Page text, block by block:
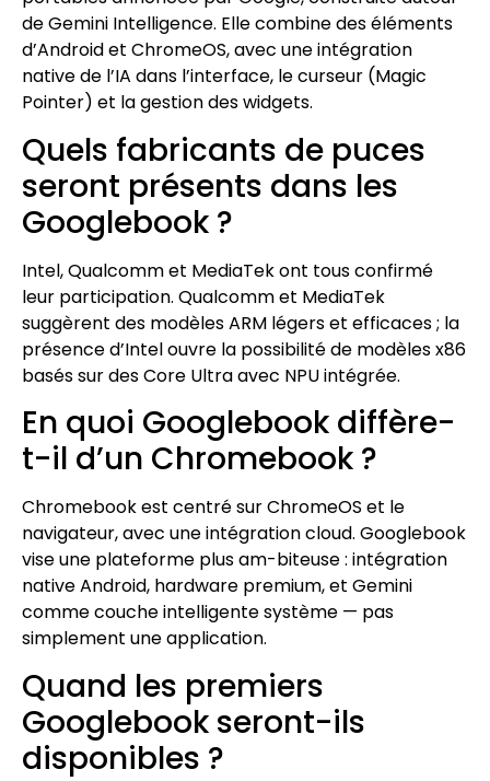
de Gemini Intelligence. Elle combine des éléments
d’Android et ChromeOS, avec une intégration
native de l’IA dans l’interface, le curseur (Magic
Pointer) et la gestion des widgets.
Quels fabricants de puces
seront présents dans les
Googlebook ?
Intel, Qualcomm et MediaTek ont tous confirmé
leur participation. Qualcomm et MediaTek
suggèrent des modèles ARM légers et efficaces ; la
présence d’Intel ouvre la possibilité de modèles x86
basés sur des Core Ultra avec NPU intégrée.
En quoi Googlebook diffère-
t-il d’un Chromebook ?
Chromebook est centré sur ChromeOS et le
navigateur, avec une intégration cloud. Googlebook
vise une plateforme plus am-biteuse : intégration
native Android, hardware premium, et Gemini
comme couche intelligente système — pas
simplement une application.
Quand les premiers
Googlebook seront-ils
disponibles ?